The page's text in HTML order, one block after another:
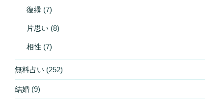
復縁 (7)
片思い (8)
相性 (7)
無料占い (252)
結婚 (9)